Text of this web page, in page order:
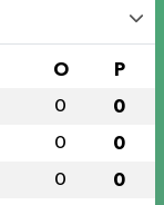
O P
0 0
0 0
0 0